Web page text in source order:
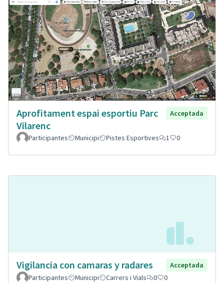
Aprofitament espai esportiu Parc
Vilarenc
Acceptada
Participantes Municipi Pistes Esportives 1 0
Vigilancia con camaras y radares
Acceptada
Participantes
Municipi Carrers i Vials 0 0